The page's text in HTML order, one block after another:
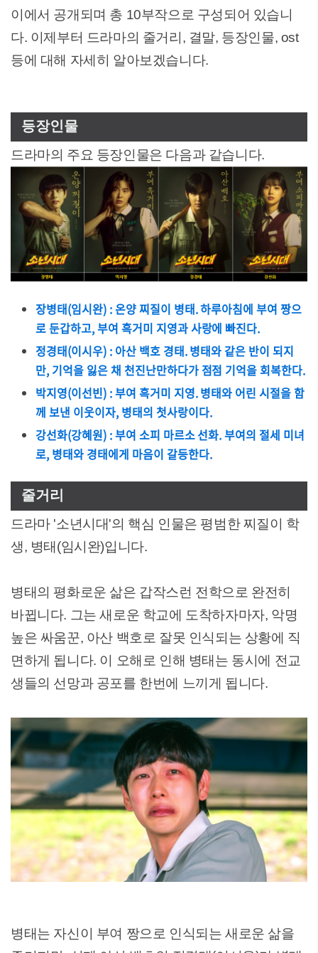
이에서 공개되며 총 10부작으로 구성되어 있습니
다. 이제부터 드라마의 줄거리, 결말, 등장인물, ost
등에 대해 자세히 알아보겠습니다.
등장인물
드라마의 주요 등장인물은 다음과 같습니다.
장병태(임시완) : 온양 찌질이 병태. 하루아침에 부여 짱으
로 둔갑하고, 부여 흑거미 지영과 사랑에 빠진다.
정경태(이시우) : 아산 백호 경태. 병태와 같은 반이 되지
만, 기억을 잃은 채 천진난만하다가 점점 기억을 회복한다.
박지영(이선빈) : 부여 흑거미 지영. 병태와 어린 시절을 함
께 보낸 이웃이자, 병태의 첫사랑이다.
강선화(강혜원) : 부여 소피 마르소 선화. 부여의 절세 미녀
로, 병태와 경태에게 마음이 갈등한다.
줄거리
드라마 '소년시대'의 핵심 인물은 평범한 찌질이 학
생, 병태(임시완)입니다.
병태의 평화로운 삶은 갑작스런 전학으로 완전히
바뀝니다. 그는 새로운 학교에 도착하자마자, 악명
높은 싸움꾼, 아산 백호로 잘못 인식되는 상황에 직
면하게 됩니다. 이 오해로 인해 병태는 동시에 전교
생들의 선망과 공포를 한번에 느끼게 됩니다.
병태는 자신이 부여 짱으로 인식되는 새로운 삶을